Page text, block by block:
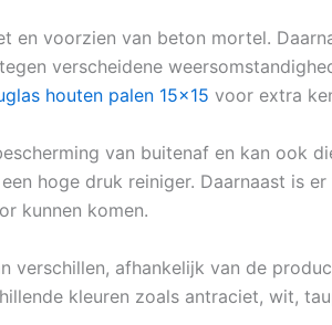
en voorzien van beton mortel.
verscheidene
houten palen 15×15 voor extra
van buitenaf en kan ook
hoge druk reiniger. Daarnaast is
kunnen komen.
verschillen, afhankelijk van de
kleuren zoals antraciet, wit,